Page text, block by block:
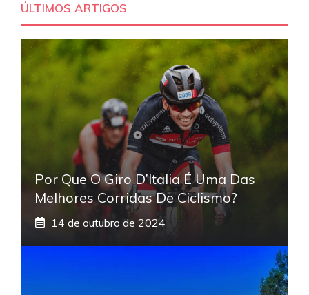
ÚLTIMOS ARTIGOS
Por Que O Giro D’Italia É Uma Das
Melhores Corridas De Ciclismo?
14 de outubro de 2024